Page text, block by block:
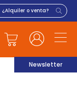
Newsletter